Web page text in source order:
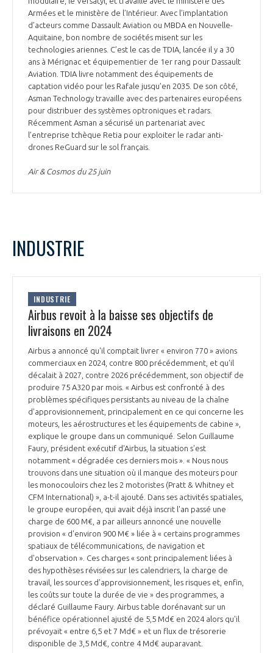
Armées et le ministère de l’Intérieur. Avec l’implantation
d’acteurs comme Dassault Aviation ou MBDA en Nouvelle-
Aquitaine, bon nombre de sociétés misent sur les
technologies ariennes. C’est le cas de TDIA, lancée il y a 30
ans à Mérignac et équipementier de 1er rang pour Dassault
Aviation. TDIA livre notamment des équipements de
captation vidéo pour les Rafale jusqu’en 2035. De son côté,
Asman Technology travaille avec des partenaires européens
pour distribuer des systèmes optroniques et radars.
Récemment Asman a sécurisé un partenariat avec
l’entreprise tchèque Retia pour exploiter le radar anti-
drones ReGuard sur le sol français.
Air & Cosmos du 25 juin
INDUSTRIE
INDUSTRIE
Airbus revoit à la baisse ses objectifs de
livraisons en 2024
Airbus a annoncé qu'il comptait livrer « environ 770 » avions
commerciaux en 2024, contre 800 précédemment, et qu'il
décalait à 2027, contre 2026 précédemment, son objectif de
produire 75 A320 par mois. « Airbus est confronté à des
problèmes spécifiques persistants au niveau de la chaîne
d'approvisionnement, principalement en ce qui concerne les
moteurs, les aérostructures et les équipements de cabine »,
explique le groupe dans un communiqué. Selon Guillaume
Faury, président exécutif d'Airbus, la situation s'est
notamment « dégradée ces derniers mois ». « Nous nous
trouvons dans une situation où il manque des moteurs pour
les monocouloirs chez les 2 motoristes (Pratt & Whitney et
CFM International) », a-t-il ajouté. Dans ses activités spatiales,
le groupe européen, qui avait déjà inscrit l'an passé une
charge de 600 M€, a par ailleurs annoncé une nouvelle
provision « d'environ 900 M€ » liée à « certains programmes
spatiaux de télécommunications, de navigation et
d'observation ». Ces charges « sont principalement liées à
des hypothèses révisées sur les calendriers, la charge de
travail, les sources d'approvisionnement, les risques et, enfin,
les coûts sur toute la durée de vie » des programmes, a
déclaré Guillaume Faury. Airbus table dorénavant sur un
bénéfice opérationnel ajusté de 5,5 Md€ en 2024 alors qu'il
prévoyait « entre 6,5 et 7 Md€ » et un flux de trésorerie
disponible de 3,5 Md€, contre 4 Md€ auparavant.